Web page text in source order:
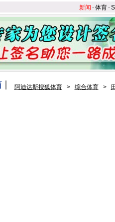
新闻 -体育-S
阿迪达斯搜狐体育 > 综合体育 >